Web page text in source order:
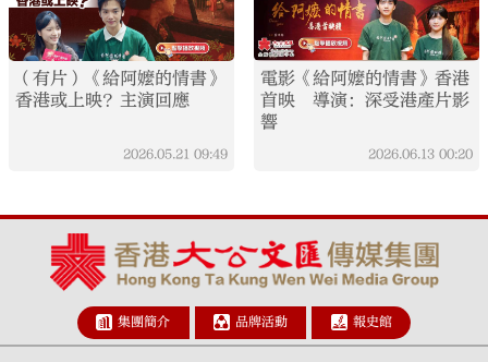
（有片）《給阿嬤的情書》
香港或上映？主演回應
2026.05.21 09:49
電影《給阿嬤的情書》香港
首映 導演：深受港產片影
響
2026.06.13 00:20
集團簡介 品牌活動 報史館